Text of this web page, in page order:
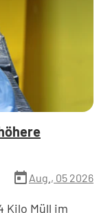
today Aug., 05 2026
Kilo Müll im